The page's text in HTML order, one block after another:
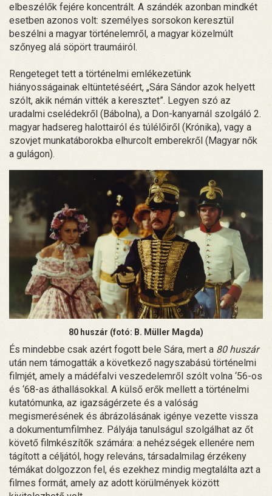
elbeszélők fejére koncentrált. A szándék azonban mindkét
esetben azonos volt: személyes sorsokon keresztül
beszélni a magyar történelemről, a magyar közelmúlt
szőnyeg alá söpört traumáiról.
Rengeteget tett a történelmi emlékezetünk
hiányosságainak eltüntetéséért, „Sára Sándor azok helyett
szólt, akik némán vitték a keresztet”. Legyen szó az
uradalmi cselédekről (Bábolna), a Don-kanyarnál szolgáló 2.
magyar hadsereg halottairól és túlélőiről (Krónika), vagy a
szovjet munkatáborokba elhurcolt emberekről (Magyar nők
a gulágon).
80 huszár (fotó: B. Müller Magda)
És mindebbe csak azért fogott bele Sára, mert a 80 huszár
után nem támogatták a következő nagyszabású történelmi
filmjét, amely a mádéfalvi veszedelemről szólt volna ‘56-os
és ‘68-as áthallásokkal. A külső erők mellett a történelmi
kutatómunka, az igazságérzete és a valóság
megismerésének és ábrázolásának igénye vezette vissza
a dokumentumfilmhez. Pályája tanulságul szolgálhat az őt
követő filmkészítők számára: a nehézségek ellenére nem
tágított a céljától, hogy releváns, társadalmilag érzékeny
témákat dolgozzon fel, és ezekhez mindig megtalálta azt a
filmes formát, amely az adott körülmények között